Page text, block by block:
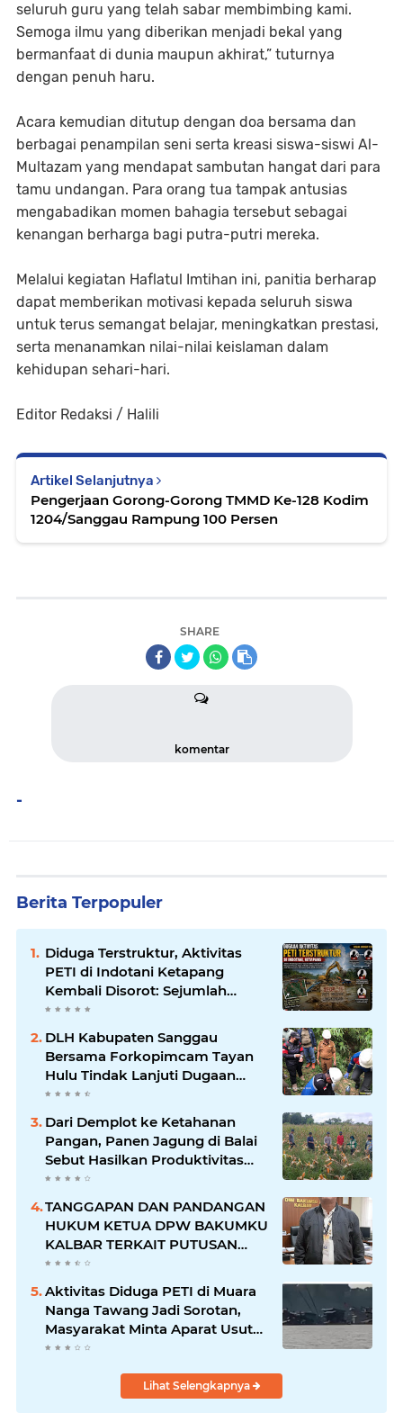
seluruh guru yang telah sabar membimbing kami.
Semoga ilmu yang diberikan menjadi bekal yang
bermanfaat di dunia maupun akhirat,” tuturnya
dengan penuh haru.
Acara kemudian ditutup dengan doa bersama dan
berbagai penampilan seni serta kreasi siswa-siswi Al-
Multazam yang mendapat sambutan hangat dari para
tamu undangan. Para orang tua tampak antusias
mengabadikan momen bahagia tersebut sebagai
kenangan berharga bagi putra-putri mereka.
Melalui kegiatan Haflatul Imtihan ini, panitia berharap
dapat memberikan motivasi kepada seluruh siswa
untuk terus semangat belajar, meningkatkan prestasi,
serta menanamkan nilai-nilai keislaman dalam
kehidupan sehari-hari.
Editor Redaksi / Halili
Artikel Selanjutnya
Pengerjaan Gorong-Gorong TMMD Ke-128 Kodim
1204/Sanggau Rampung 100 Persen
SHARE
komentar
-
Berita Terpopuler
Diduga Terstruktur, Aktivitas
PETI di Indotani Ketapang
Kembali Disorot: Sejumlah
Nama Disebut Berperan dalam
Rantai Operasional
DLH Kabupaten Sanggau
Bersama Forkopimcam Tayan
Hulu Tindak Lanjuti Dugaan
Pencemaran Sungai Lape
Dari Demplot ke Ketahanan
Pangan, Panen Jagung di Balai
Sebut Hasilkan Produktivitas
Menjanjikan
TANGGAPAN DAN PANDANGAN
HUKUM KETUA DPW BAKUMKU
KALBAR TERKAIT PUTUSAN
HUKUM WARGA NEGARA
INDONESIA DI MALAYSIA
Aktivitas Diduga PETI di Muara
Nanga Tawang Jadi Sorotan,
Masyarakat Minta Aparat Usut
hingga Aktor Intelektual
Lihat Selengkapnya